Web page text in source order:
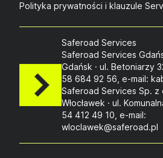
Polityka prywatności i klauzule
Saferoad Services
Saferoad Services
Gdańsk · ul. Betoniarzy
58 684 92 56, e-mail:
Saferoad Services Sp.
Włocławek · ul.
54 412 49 10, e-mail:
wloclawek@saferoad.pl